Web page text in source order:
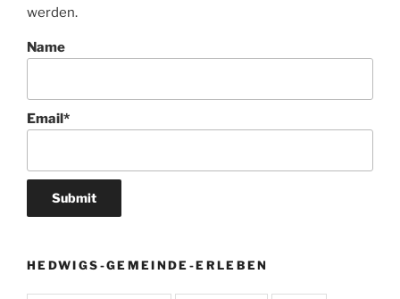
werden.
Name
Email*
HEDWIGS-GEMEINDE-ERLEBEN